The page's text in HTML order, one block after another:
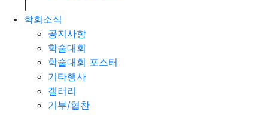
학회소식
공지사항
학술대회
학술대회 포스터
기타행사
갤러리
기부/협찬